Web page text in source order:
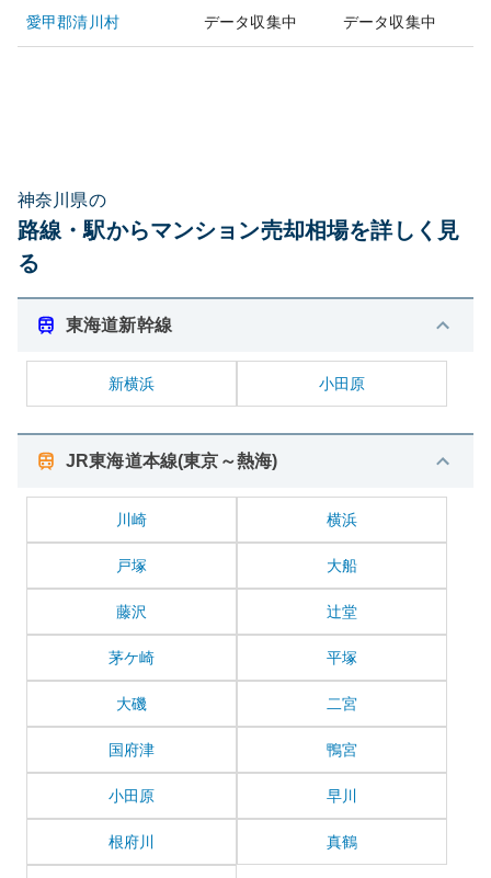
愛甲郡清川村 データ収集中 データ収集中
神奈川県の
路線・駅からマンション売却相場を詳しく見
る
東海道新幹線
新横浜 小田原
JR東海道本線(東京～熱海)
川崎 横浜
戸塚 大船
藤沢 辻堂
茅ケ崎 平塚
大磯 二宮
国府津 鴨宮
小田原 早川
根府川 真鶴